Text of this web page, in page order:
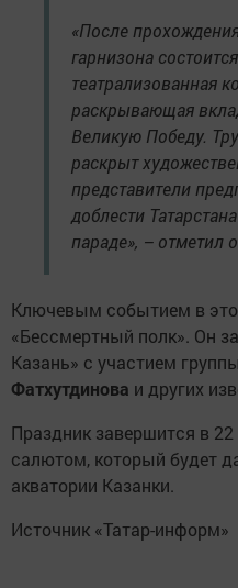
«После
гарнизона
театрализованная
раскрывающая
Великую Победу.
раскрыт
представители
доблести
параде», – отметил
Ключевым событием в
«Бессмертный полк». Он
Казань» с участием
Фатхутдинова и других
Праздник завершится в
салютом, который будет
акватории Казанки.
Источник «Татар-информ»